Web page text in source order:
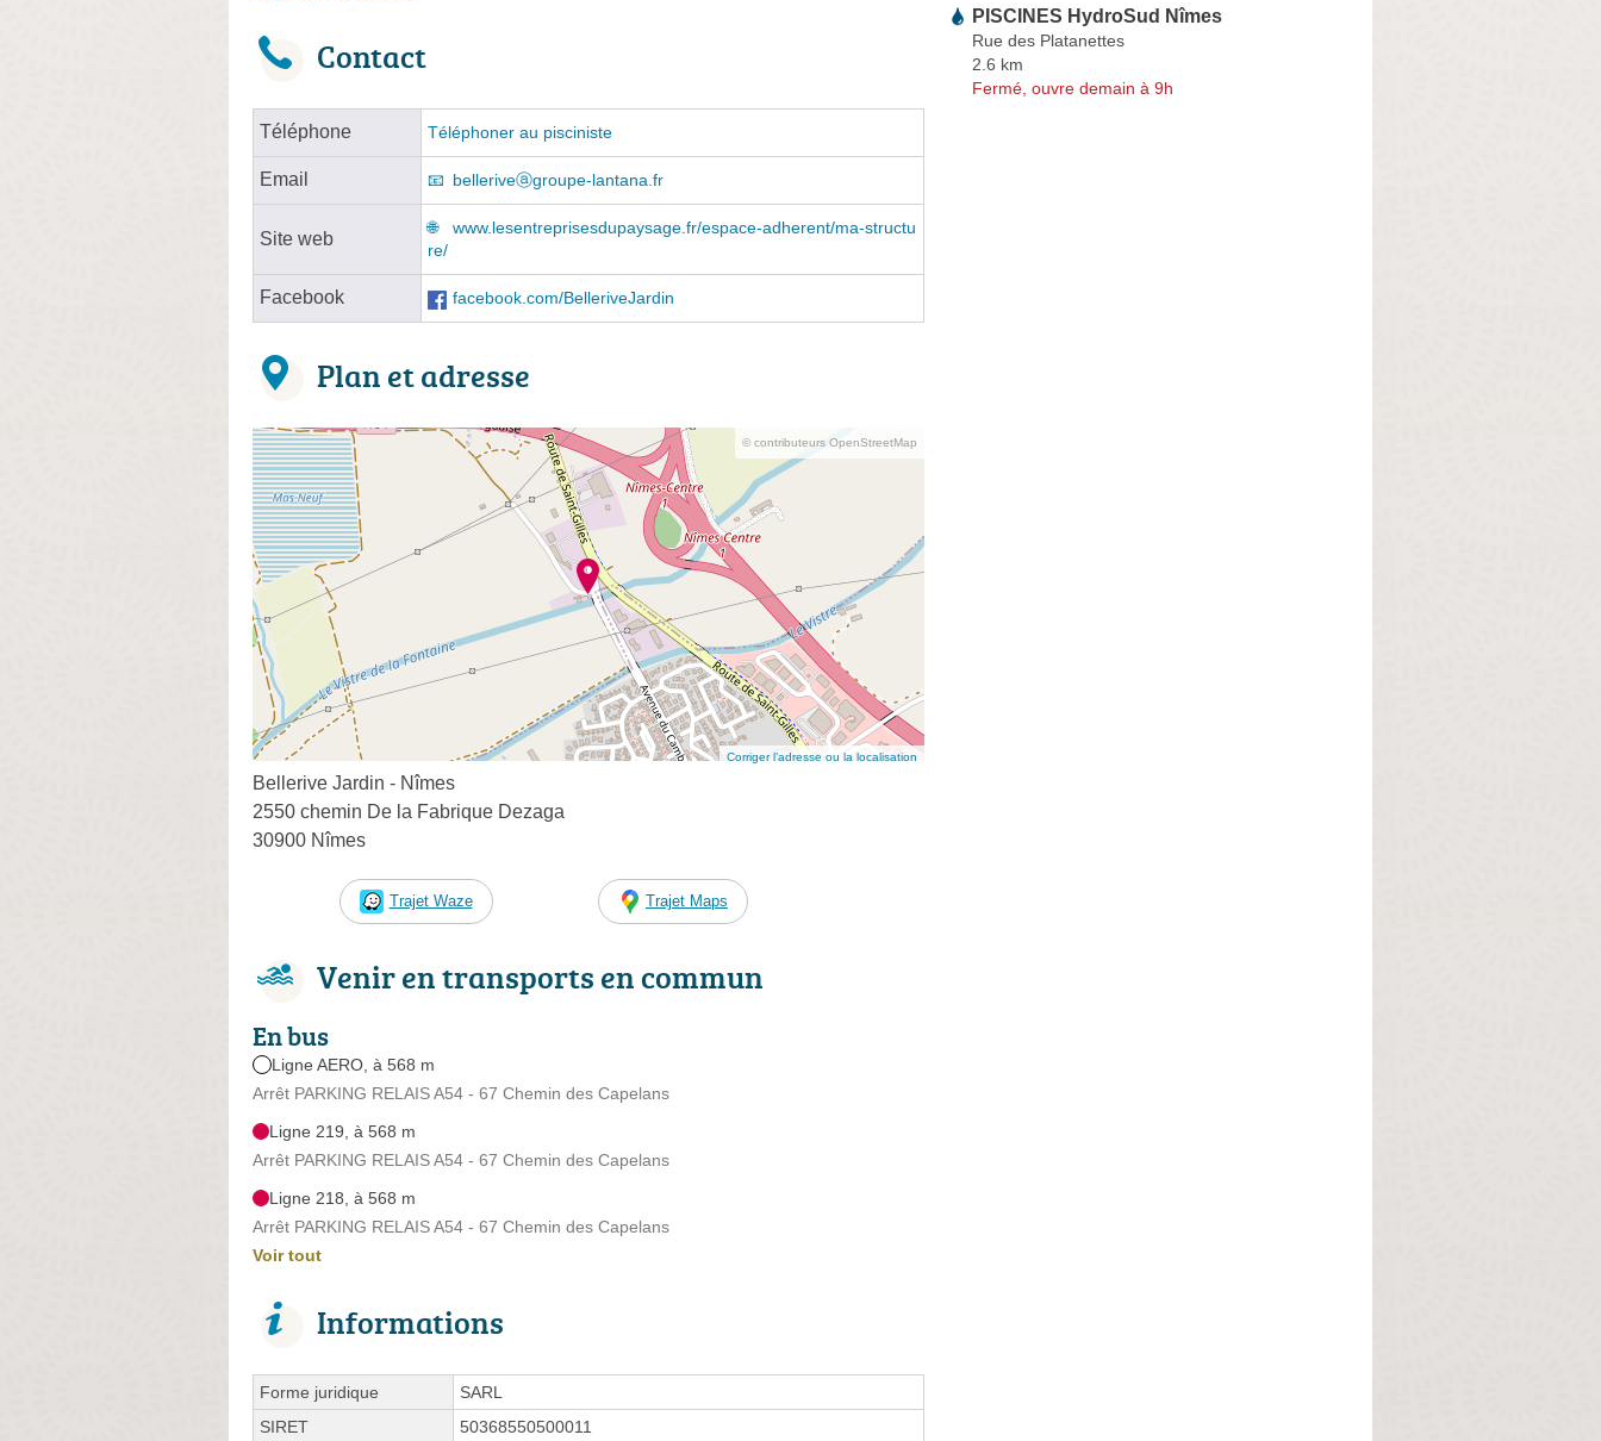
Contact
Téléphone Téléphoner au pisciniste
Email belleriveⓐgroupe-lantana.fr
Site web
www.lesentreprisesdupaysage.fr/espace-adherent/ma-structu
re/
Facebook facebook.com/BelleriveJardin
Plan et adresse
© contributeurs OpenStreetMap
Corriger l’adresse ou la localisation
Bellerive Jardin - Nîmes
2550 chemin De la Fabrique Dezaga
30900 Nîmes
Trajet Waze Trajet Maps
Venir en transports en commun
En bus
Ligne AERO, à 568 m
Arrêt PARKING RELAIS A54 - 67 Chemin des Capelans
Ligne 219, à 568 m
Arrêt PARKING RELAIS A54 - 67 Chemin des Capelans
Ligne 218, à 568 m
Arrêt PARKING RELAIS A54 - 67 Chemin des Capelans
Voir tout
Informations
Forme juridique
SARL
SIRET
50368550500011
PISCINES HydroSud Nîmes
Rue des Platanettes
2.6 km
Fermé, ouvre demain à 9h